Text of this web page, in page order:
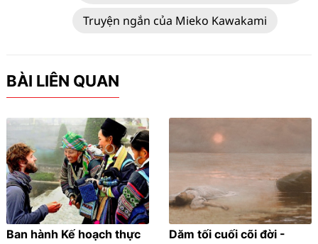
Truyện ngắn của Mieko Kawakami
BÀI LIÊN QUAN
Ban hành Kế hoạch thực
Dăm tối cuối cõi đời -